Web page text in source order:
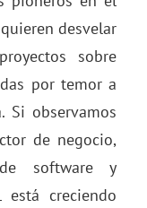
desvelar
sobre
por temor a
Si observamos
de negocio,
software y
está creciendo